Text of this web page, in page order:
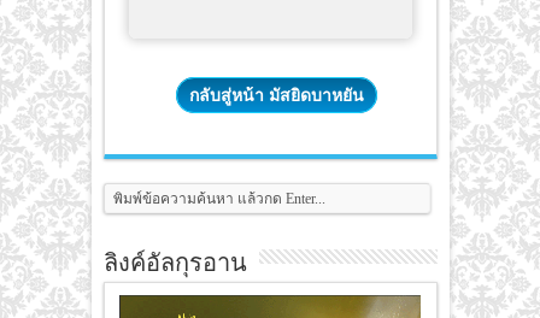
กลับสู่หน้า มัสยิดบาหยัน
ลิงค์อัลกุรอาน